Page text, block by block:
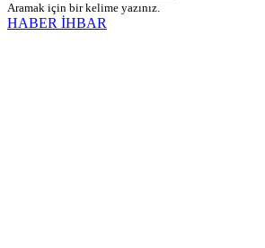
Aramak için bir kelime yazınız.
HABER İHBAR